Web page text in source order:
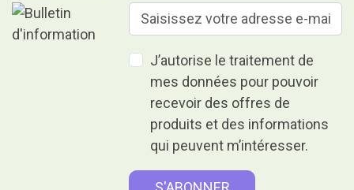
J’autorise le traitement de
mes données pour pouvoir
recevoir des offres de
produits et des informations
qui peuvent m’intéresser.